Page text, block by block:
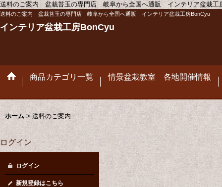
送料のご案内 盆栽苔玉の専門店 岐阜から全国へ通販 インテリア盆栽工
送料のご案内 盆栽苔玉の専門店 岐阜から全国へ通販 インテリア盆栽工房BonCyu
インテリア盆栽工房BonCyu
商品カテゴリ一覧 情景盆栽教室 各地開催情報
ホーム > 送料のご案内
ログイン
ログイン
新規登録はこちら